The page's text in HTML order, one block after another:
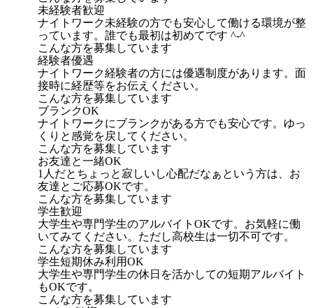
未経験者歓迎
ナイトワーク未経験の方でも安心して働ける環境が整
っています。誰でも最初は初めてです ^-^
こんな方を募集しています
経験者優遇
ナイトワーク経験者の方には優遇制度があります。面
接時に経歴等をお伝えください。
こんな方を募集しています
ブランクOK
ナイトワークにブランクがある方でも安心です。ゆっ
くりと感覚を戻してください。
こんな方を募集しています
お友達と一緒OK
1人だとちょっと寂しいし心配だなぁという方は、お
友達とご応募OKです。
こんな方を募集しています
学生歓迎
大学生や専門学生のアルバイトOKです。お気軽に働
いてみてください。ただし高校生は一切不可です。
こんな方を募集しています
学生短期休み利用OK
大学生や専門学生の休日を活かしての短期アルバイト
もOKです。
こんな方を募集しています